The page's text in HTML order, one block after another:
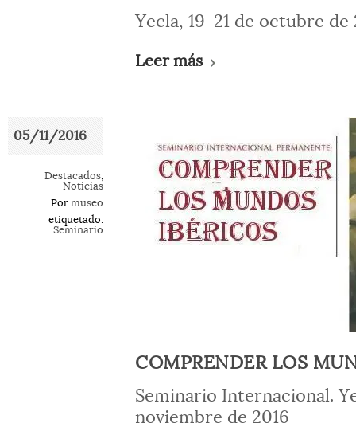
Yecla, 19-21 de octubre de
Leer más
05/11/2016
Destacados,
Noticias
Por museo
etiquetado:
Seminario
COMPRENDER LOS
Seminario Internacional.
noviembre de 2016